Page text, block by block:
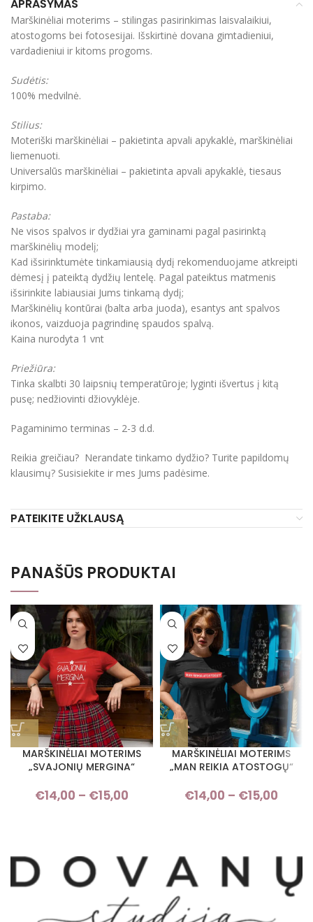
APRAŠYMAS
Marškinėliai moterims – stilingas pasirinkimas laisvalaikiui,
atostogoms bei fotosesijai. Išskirtinė dovana gimtadieniui,
vardadieniui ir kitoms progoms.
Sudėtis:
100% medvilnė.
Stilius:
Moteriški marškinėliai – pakietinta apvali apykaklė, marškinėliai
liemenuoti.
Universalūs marškinėliai – pakietinta apvali apykaklė, tiesaus
kirpimo.
Pastaba:
Ne visos spalvos ir dydžiai yra gaminami pagal pasirinktą
marškinėlių modelį;
Kad išsirinktumėte tinkamiausią dydį rekomenduojame atkreipti
dėmesį į pateiktą dydžių lentelę. Pagal pateiktus matmenis
išsirinkite labiausiai Jums tinkamą dydį;
Marškinėlių kontūrai (balta arba juoda), esantys ant spalvos
ikonos, vaizduoja pagrindinę spaudos spalvą.
Kaina nurodyta 1 vnt
Priežiūra:
Tinka skalbti 30 laipsnių temperatūroje; lyginti išvertus į kitą
pusę; nedžiovinti džiovyklėje.
Pagaminimo terminas – 2-3 d.d.
Reikia greičiau? Nerandate tinkamo dydžio? Turite papildomų
klausimų? Susisiekite ir mes Jums padėsime.
PATEIKITE UŽKLAUSĄ
PANAŠŪS PRODUKTAI
MARŠKINĖLIAI MOTERIMS
„SVAJONIŲ MERGINA“
€14,00 – €15,00
Price range: €14,00 through
MARŠKINĖLIAI MOTERIMS
„MAN REIKIA ATOSTOGŲ“
€14,00 – €15,00